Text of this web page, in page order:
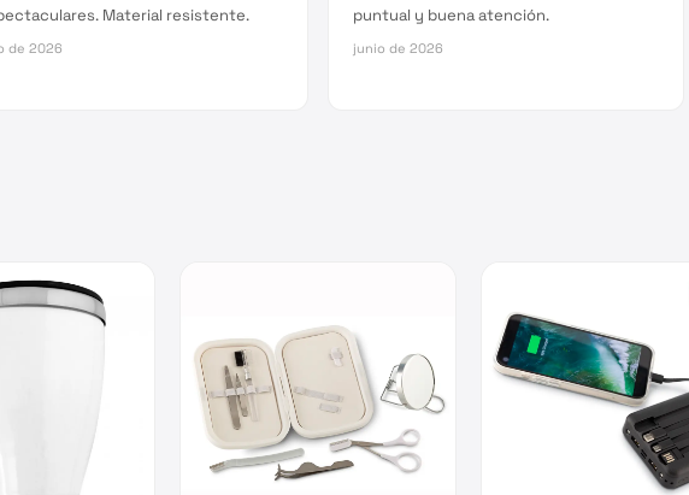
Material resistente.
de 2026
puntual y buena atención.
junio de 2026